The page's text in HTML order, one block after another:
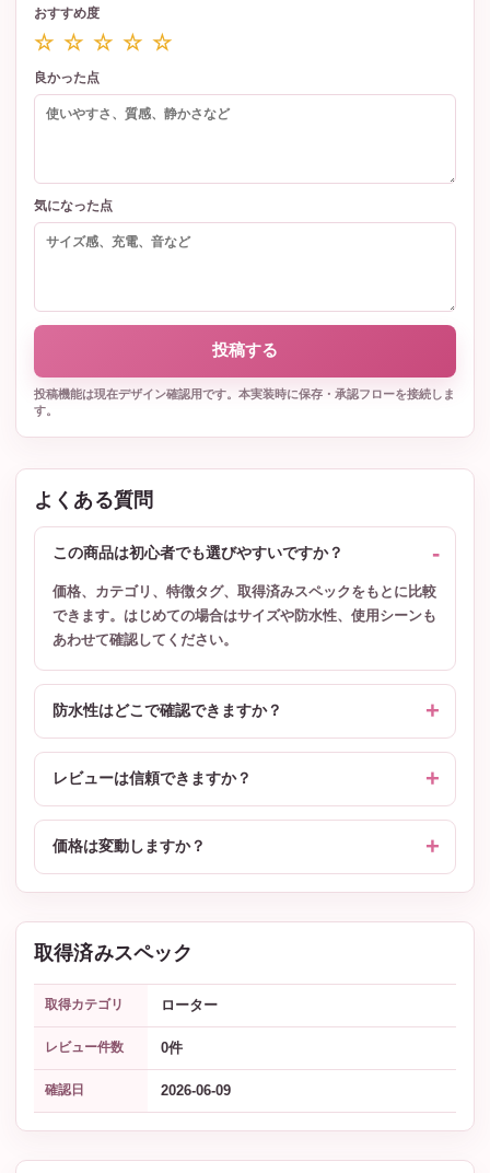
おすすめ度
☆ ☆ ☆ ☆ ☆
良かった点
気になった点
投稿する
投稿機能は現在デザイン確認用です。本実装時に保存・承認フローを接続しま
す。
よくある質問
この商品は初心者でも選びやすいですか？
価格、カテゴリ、特徴タグ、取得済みスペックをもとに比較
できます。はじめての場合はサイズや防水性、使用シーンも
あわせて確認してください。
防水性はどこで確認できますか？
レビューは信頼できますか？
価格は変動しますか？
取得済みスペック
取得カテゴリ ローター
レビュー件数 0件
確認日 2026-06-09